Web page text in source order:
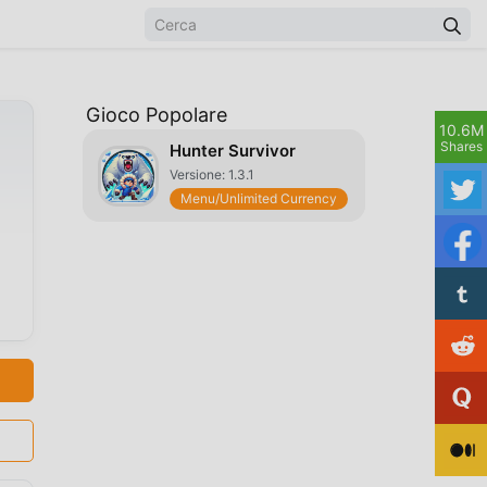
Gioco Popolare
Hunter Survivor
Versione: 1.3.1
Menu/Unlimited Currency
10.6M
Shares